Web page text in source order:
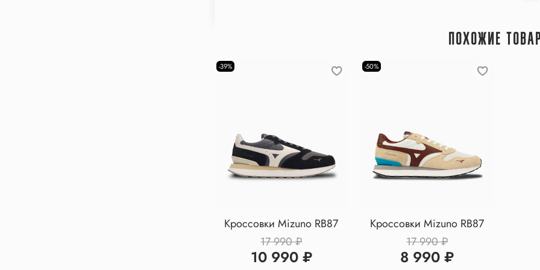
ПОХОЖИЕ
-39%
Кроссовки Mizuno RB87
17 990 ₽
10 990 ₽
-50%
Кроссовки Mizuno RB87
17 990 ₽
8 990 ₽